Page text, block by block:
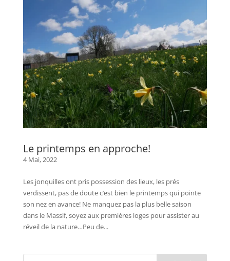
Le printemps en approche!
4 Mai, 2022
Les jonquilles ont pris possession des lieux, les prés
verdissent, pas de doute c’est bien le printemps qui pointe
son nez en avance! Ne manquez pas la plus belle saison
dans le Massif, soyez aux premières loges pour assister au
réveil de la nature…Peu de...